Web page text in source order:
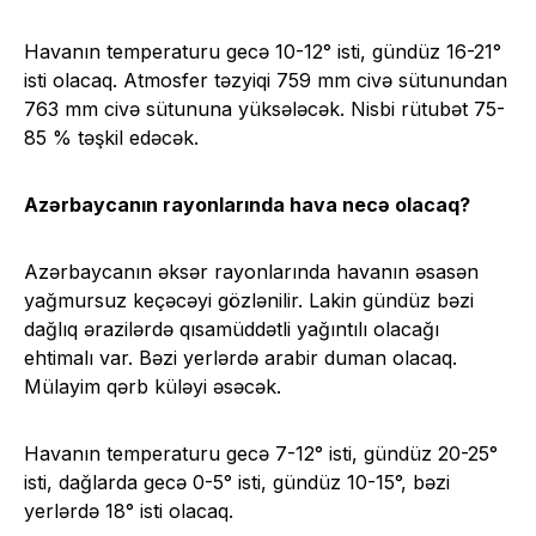
Havanın temperaturu gecə 10-12° isti, gündüz 16-21°
isti olacaq. Atmosfer təzyiqi 759 mm civə sütunundan
763 mm civə sütununa yüksələcək. Nisbi rütubət 75-
85 % təşkil edəcək.
Azərbaycanın rayonlarında hava necə olacaq?
Azərbaycanın əksər rayonlarında havanın əsasən
yağmursuz keçəcəyi gözlənilir. Lakin gündüz bəzi
dağlıq ərazilərdə qısamüddətli yağıntılı olacağı
ehtimalı var. Bəzi yerlərdə arabir duman olacaq.
Mülayim qərb küləyi əsəcək.
Havanın temperaturu gecə 7-12° isti, gündüz 20-25°
isti, dağlarda gecə 0-5° isti, gündüz 10-15°, bəzi
yerlərdə 18° isti olacaq.